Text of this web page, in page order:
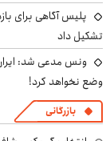
پلیس آگاهی برای
تشکیل داد
ونس مدعی شد: ایران
وضع نخواهد کرد!
بازرگانی